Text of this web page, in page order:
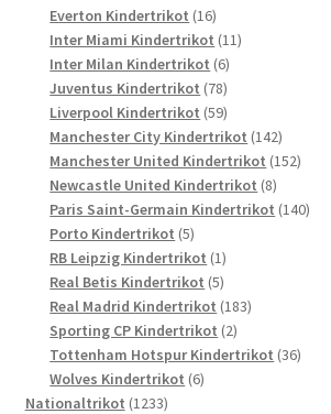
Produkte
Everton Kindertrikot 1616
Produkte
Inter Miami Kindertrikot 1111
Inter Milan Kindertrikot 66
Produkte
Juventus Kindertrikot 7878
Produkte
Liverpool Kindertrikot 5959
Produkte
Manchester City Kindertrikot 142142
Produkte
Manchester United Kindertrikot 152152
Newcastle United Kindertrikot 88
Produkte
Paris Saint-Germain Kindertrikot 140140
Porto Kindertrikot 55
Produkte
RB Leipzig Kindertrikot 11
Produkt
Real Betis Kindertrikot 55
Produkte
Real Madrid Kindertrikot 183183
Sporting CP Kindertrikot 22
Produkte
Tottenham Hotspur Kindertrikot 3636
Wolves Kindertrikot 66
Nationaltrikot 12331233